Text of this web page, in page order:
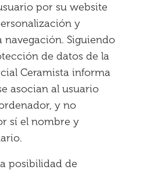
por su website
y
Siguiendo
de datos de la
Ceramista informa
asocian al usuario
y no
sí el nombre y
posibilidad de